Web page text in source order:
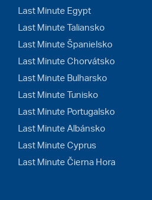
Last Minute Egypt
Last Minute Taliansko
Last Minute Španielsko
Last Minute Chorvátsko
Last Minute Bulharsko
Last Minute Tunisko
Last Minute Portugalsko
Last Minute Albánsko
Last Minute Cyprus
Last Minute Čierna Hora